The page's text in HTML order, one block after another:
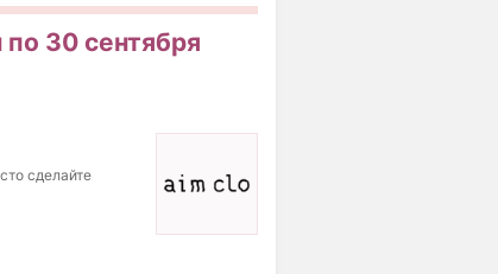
30 сентября
сделайте